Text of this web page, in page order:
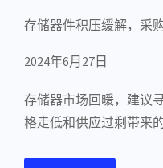
存储器件积压缓解，采
2024年6月27日
存储器市场回暖，建议
格走低和供应过剩带来的